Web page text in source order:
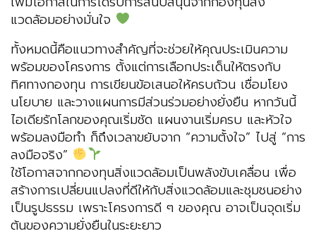
แวดล้อมอย่างมั่นใจ
ทั้งหมดนี้คือแนวทางสำคัญที่จะช่วยให้คุณประเมินความ
พร้อมของโครงการ ตั้งแต่การเลือกประเด็นให้ตรงกับ
ทิศทางกองทุน การเขียนข้อเสนอให้ครบถ้วน เชื่อมโยง
นโยบาย และวางแผนการมีส่วนร่วมอย่างยั่งยืน หากวันนี้
ไอเดียรักโลกของคุณเริ่มชัด แผนงานเริ่มครบ และหัวใจ
พร้อมลงมือทำ ก็ถึงเวลาขยับจาก “ความตั้งใจ” ไปสู่ “การ
ลงมือจริง”
ใช้โอกาสจากกองทุนสิ่งแวดล้อมเป็นพลังขับเคลื่อน เพื่อ
สร้างการเปลี่ยนแปลงที่ดีให้กับสิ่งแวดล้อมและชุมชนอย่าง
เป็นรูปธรรม เพราะโครงการดี ๆ ของคุณ อาจเป็นจุดเริ่ม
ต้นของความยั่งยืนในระยะยาว